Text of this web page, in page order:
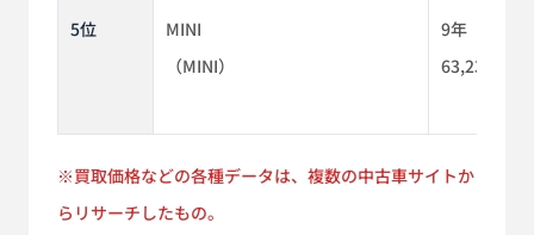
5位
MINI
（MINI）
9年
63,230km
※買取価格などの各種データは、複数の中古車サイトか
らリサーチしたもの。